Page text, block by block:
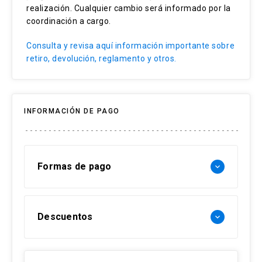
instituciones. Se desempeñó 4 años como
hoy cumple labores como productora de la
Fundación Cultural de Providencia.
realización. Cualquier cambio será informado por la
coordinación a cargo.
Consulta y revisa aquí información importante sobre
retiro, devolución, reglamento y otros.
INFORMACIÓN DE PAGO
Formas de pago keyboard_arrow_down
Descuentos keyboard_arrow_down